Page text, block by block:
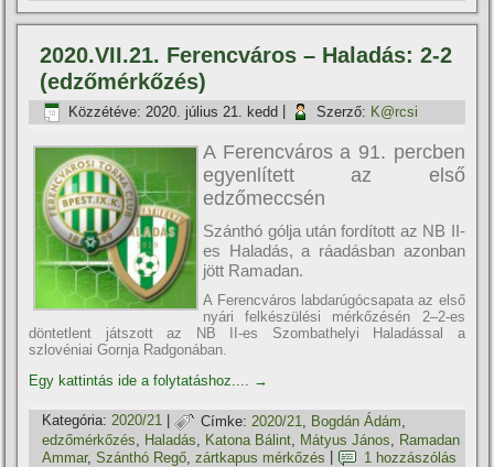
2020.VII.21. Ferencváros – Haladás: 2-2
(edzőmérkőzés)
Közzétéve: 2020. július 21. kedd Szerző: K@rcsi
A Ferencváros a 91. percben
egyenlített az első
edzőmeccsén
Szánthó gólja után fordított az NB II-
es Haladás, a ráadásban azonban
jött Ramadan.
A Ferencváros labdarúgócsapata az első
nyári felkészülési mérkőzésén 2–2-es
döntetlent játszott az NB II-es Szombathelyi Haladással a
szlovéniai Gornja Radgonában.
Egy kattintás ide a folytatáshoz.... →
Kategória: 2020/21 | Címke: 2020/21 Bogdán Ádám
edzőmérkőzés, Haladás, Katona Bálint, Mátyus János, Ramadan
Ammar,Szánthó Regő ,zártkapus mérkőzés 1 hozzászólás